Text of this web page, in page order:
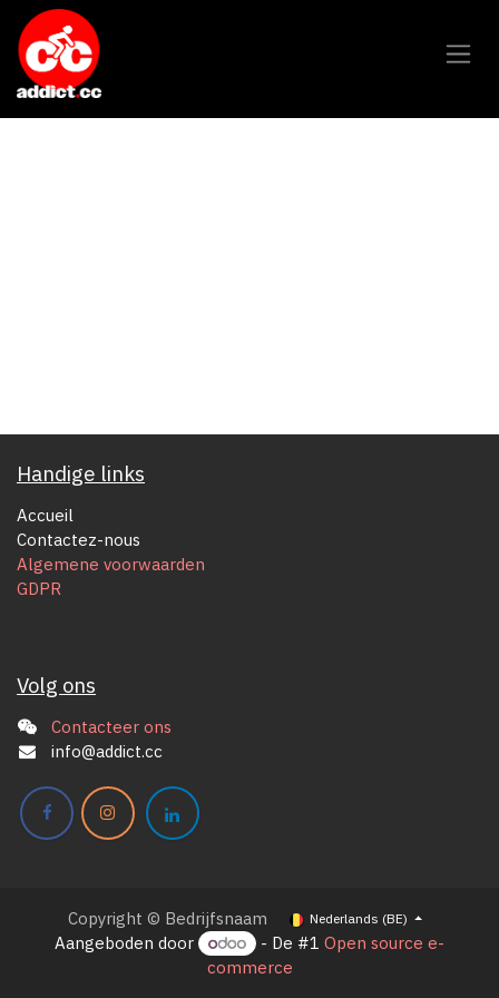
Overslaan naar inhoud
Handige links
Accueil
Contactez-nous
Algemene voorwaarden
GDPR
Volg ons
Contacteer ons
info@addict.cc
Copyright © Bedrijfsnaam Nederlands (BE)
Aangeboden door - De #1 Open source e-
commerce